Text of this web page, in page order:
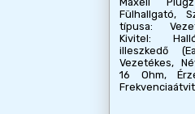
Fülhallgató,
típusa:
Kivitel:
illeszkedő
Vezetékes,
16 Ohm,